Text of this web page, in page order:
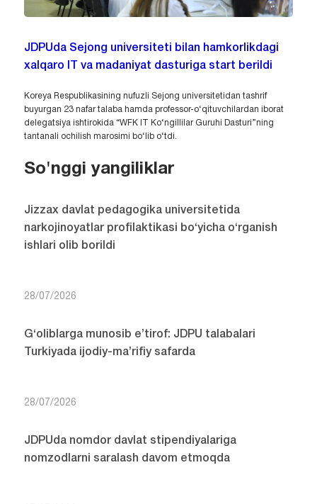
JDPUda Sejong universiteti bilan hamkorlikdagi
xalqaro IT va madaniyat dasturiga start berildi
Koreya Respublikasining nufuzli Sejong universitetidan tashrif
buyurgan 23 nafar talaba hamda professor-o‘qituvchilardan iborat
delegatsiya ishtirokida “WFK IT Ko‘ngillilar Guruhi Dasturi”ning
tantanali ochilish marosimi bo‘lib o‘tdi.
So'nggi yangiliklar
Jizzax davlat pedagogika universitetida
narkojinoyatlar profilaktikasi bo‘yicha o‘rganish
ishlari olib borildi
28/07/2026
G‘oliblarga munosib e’tirof: JDPU talabalari
Turkiyada ijodiy-ma’rifiy safarda
28/07/2026
JDPUda nomdor davlat stipendiyalariga
nomzodlarni saralash davom etmoqda